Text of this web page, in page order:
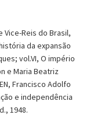
Vice-Reis do Brasil,
da expansão
vol.VI, O império
e Maria Beatriz
Francisco Adolfo
e independência
1948.